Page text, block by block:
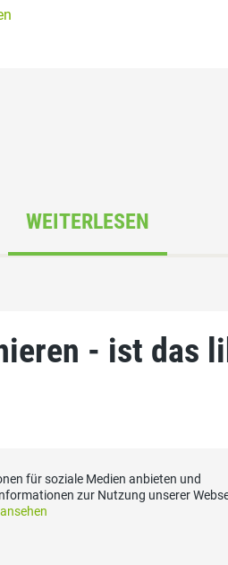
WEITERLESEN
- ist das
für soziale Medien anbieten und
zur Nutzung unserer